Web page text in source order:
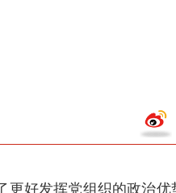
好发挥党组织的政治